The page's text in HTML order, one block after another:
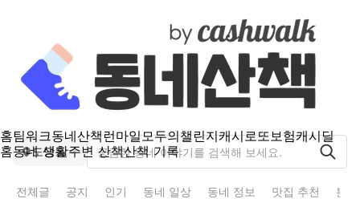
홈팀워크동네산책런마일모두의챌린지캐시로또보험캐시딜
홈동네 생활주변 산책산책 기록
도당동
전체글 공지 인기 동네 일상 동네 정보 맛집 추천 분